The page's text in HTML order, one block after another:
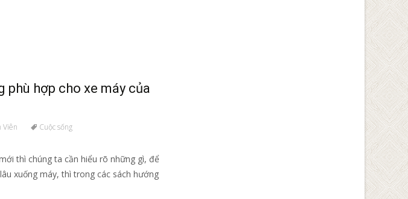
phù hợp cho xe máy của
Viên Cuộc sống
thì chúng ta cần hiểu rõ những gì, để
xuống máy, thì trong các sách hướng